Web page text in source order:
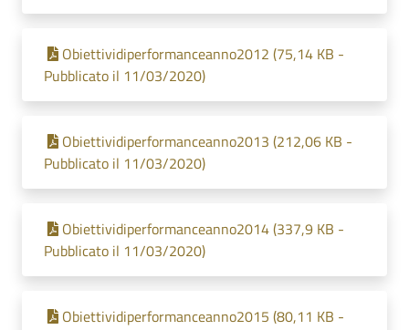
Obiettividiperformanceanno2012 (75,14 KB -
Pubblicato il 11/03/2020)
Obiettividiperformanceanno2013 (212,06 KB -
Pubblicato il 11/03/2020)
Obiettividiperformanceanno2014 (337,9 KB -
Pubblicato il 11/03/2020)
Obiettividiperformanceanno2015 (80,11 KB -